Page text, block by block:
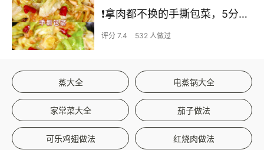
❗拿肉都不换的手撕包菜，5分钟快手家常菜🔥
评分 7.4 532 人做过
蒸大全 电蒸锅大全
家常菜大全 茄子做法
可乐鸡翅做法 红烧肉做法